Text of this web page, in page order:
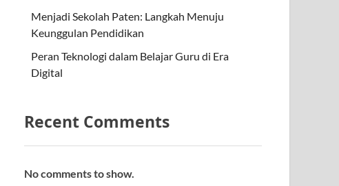
Menjadi Sekolah Paten: Langkah Menuju
Keunggulan Pendidikan
Peran Teknologi dalam Belajar Guru di Era
Digital
Recent Comments
No comments to show.